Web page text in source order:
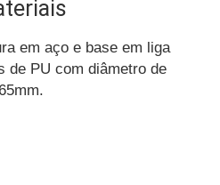
em aço e base em liga
de PU com diâmetro de